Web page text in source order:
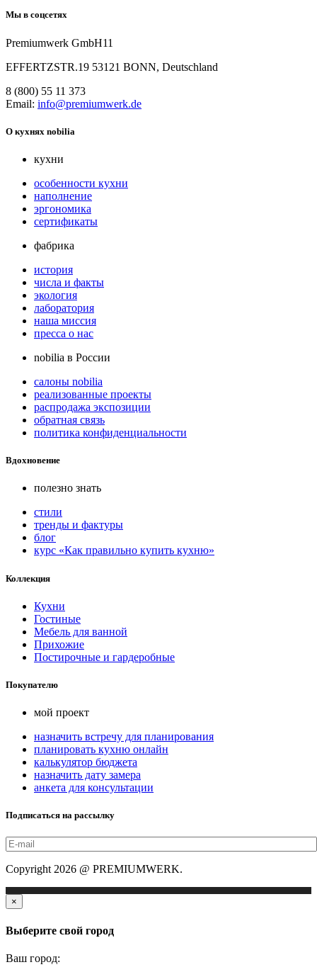
Мы в соцсетях
Premiumwerk GmbH11
EFFERTZSTR.19 53121 BONN, Deutschland
8 (800) 55 11 373
Email: info@premiumwerk.de
О кухнях nobilia
кухни
особенности кухни
наполнение
эргономика
сертификаты
фабрика
история
числа и факты
экология
лаборатория
наша миссия
пресса о нас
nobilia в России
салоны nobilia
реализованные проекты
распродажа экспозиции
обратная связь
политика конфиденциальности
Вдохновение
полезно знать
стили
тренды и фактуры
блог
курс «Как правильно купить кухню»
Коллекция
Кухни
Гостиные
Мебель для ванной
Прихожие
Постирочные и гардеробные
Покупателю
мой проект
назначить встречу для планирования
планировать кухню онлайн
калькулятор бюджета
назначить дату замера
анкета для консультации
Подписаться на рассылку
Copyright 2026 @ PREMIUMWERK.
×
Выберите свой город
Ваш город: